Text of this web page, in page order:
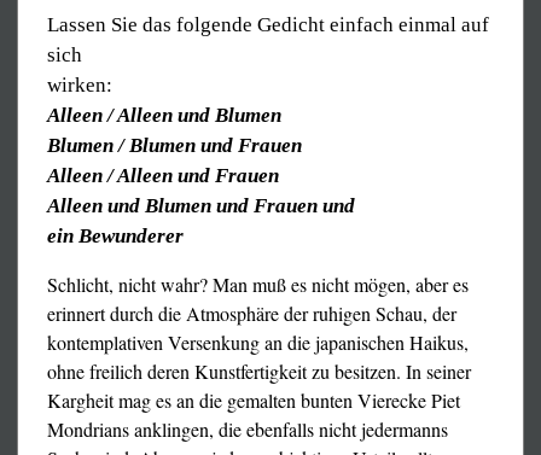
unterkriegen lassen, kein feiges Schwein werden, es lohnt
sich!)
ABER DIE RUHE TRÜGT, DIE POGROMISTEN
RÜSTEN WIEDER –
UNSERE STEUERN FLIEßEN JA IN IHRE
TASCHEN.
SIE HOFFEN AUF FRANKFURT.
zuging, wie z. B. allein ihr Besuch durch Tricks behindert
wurde, von den ernsten Gewaltvorstößen durch
Schlägertrupps zu schweigen, davon zeichnete die
Lügenpresse ein sehr irreführendes Bild oder verschwieg
die Attacken auf die einzige Grundlage jeder politischen
Freiheit, die Meinungsfreiheit nämlich, gänzlich. (Wenn
Verteidigungsmaßnahme einer der wertvollsten,
teuersterkauften Errungenschaften der mit
Aufklärungsgütern nicht gerade gesegneten
Menschheitsgeschichte auch ihre unverächtliche
moralische Grundlage. Auf der anderen Seite werden sie
Lassen Sie das folgende Gedicht einfach einmal auf
sich
wirken:
Alleen / Alleen und Blumen
Blumen / Blumen und Frauen
Alleen / Alleen und Frauen
Alleen und Blumen und Frauen und
ein Bewunderer
Schlicht, nicht wahr? Man muß es nicht mögen, aber es
erinnert durch die Atmosphäre der ruhigen Schau, der
kontemplativen Versenkung an die japanischen Haikus,
ohne freilich deren Kunstfertigkeit zu besitzen. In seiner
Kargheit mag es an die gemalten bunten Vierecke Piet
Mondrians anklingen, die ebenfalls nicht jedermanns